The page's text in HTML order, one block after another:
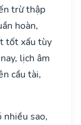
trừ thập
hoàn,
tốt xấu tùy
lịch âm
cầu tài,
nhiều sao,